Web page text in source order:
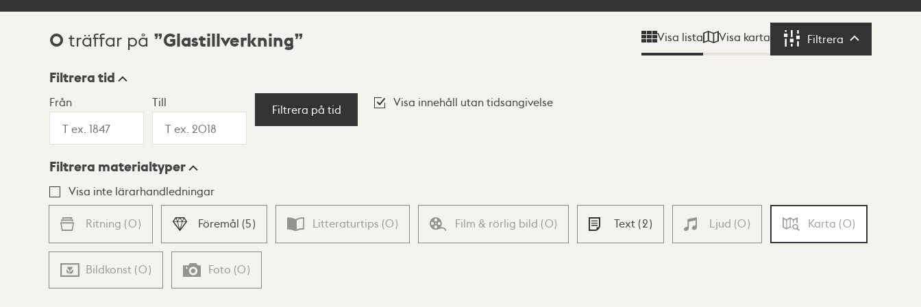
Sökresultat
0 träffar på Glastillverkning Visa lista Visa karta Filtrera Filtrera
Visningsläge
Lista Karta
Filtrera tid
Från Till
Filtrera på tid
Visa innehåll utan tidsangivelse
Filtrera materialtyper
Visa inte lärarhandledningar
Ritning (0) Föremål (5) Litteraturtips (0) Film & rörlig bild (0) Text (2) Ljud (0) Karta (0)
Bildkonst (0) Foto (0)